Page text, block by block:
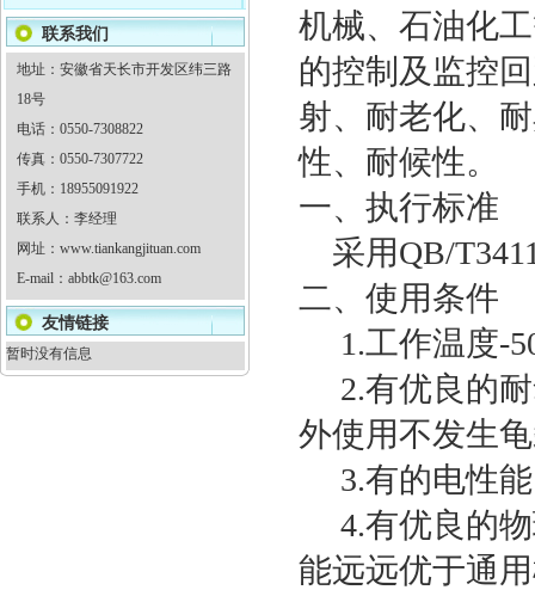
联系我们
地址：安徽省天长市开发区纬三路
18号
电话：0550-7308822
传真：0550-7307722
手机：18955091922
联系人：李经理
网址： www.tiankangjituan.com
E-mail： abbtk@163.com
友情链接
暂时没有信息
机械、石油化
的控制及监控
射、耐老化、
性、耐候性。
一、执行标准
采用QB/
二、使用条件
1.工作温度-
2.有优良的耐
外使用不发生
3.有的电性能
4.有优良的物
能远远优于通